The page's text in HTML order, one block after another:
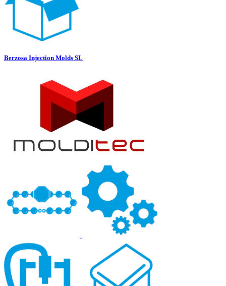
Berzosa Injection Molds SL